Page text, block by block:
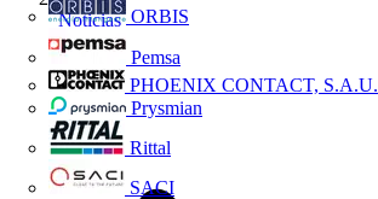
ORBIS
Pemsa
PHOENIX CONTACT, S.A.U.
Prysmian
Rittal
SACI
Noticias